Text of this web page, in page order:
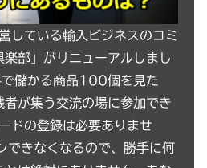
ている輸入ビジネスのコミ
楽部」がリニューアルしまし
儲かる商品100個を見た
者が集う交流の場に参加でき
ドの登録は必要ありませ
できなくなるので、勝手に何